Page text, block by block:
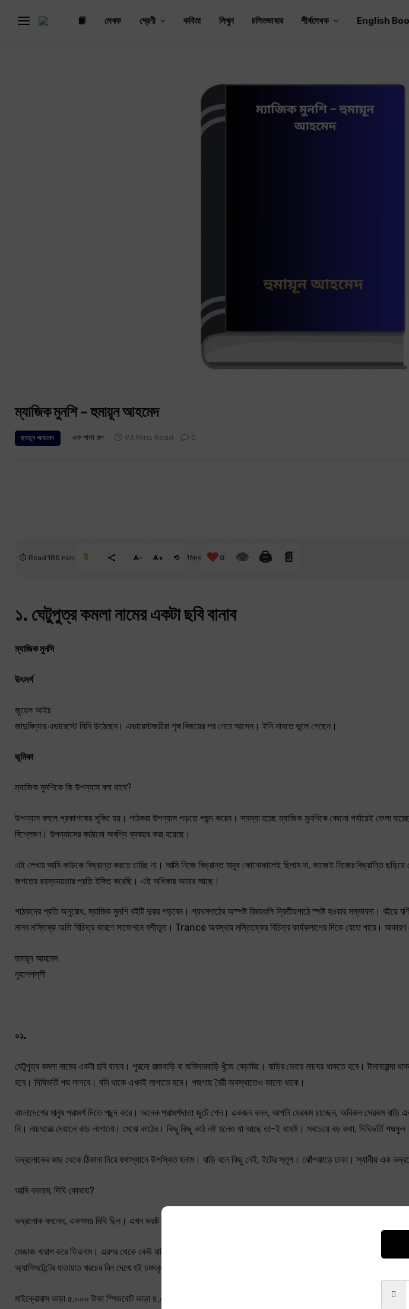
📙 লেখক শ্রেণী কবিতা লিখুন চলিতভাষার শীর্ষলেখক English
ম্যাজিক মুনশি – হুমায়ূন আহমেদ
হুমায়ূন আহমেদ এক পাতা গল্প 93 Mins Read 0
⏱ Read 185 min 🔖 A− A+ ⟲ 16px ❤️ 0 👁 🖨️ 📄
১. ঘেটুপুত্র কমলা নামের একটা ছবি বানাব
ম্যাজিক মুনসি
উৎসর্গ
জুয়েল আইচ
জাদুবিদ্যার এভারেস্টে যিনি উঠেছেন। এভারেস্টজয়ীরা শৃঙ্গ বিজয়ের পর নেমে আসেন। ইনি নামতে ভুলে গেছেন।
ভূমিকা
ম্যাজিক মুনশিকে কি উপন্যাস বলা যাবে?
উপন্যাস বললে প্রকাশকের সুবিধা হয়। পাঠকরা উপন্যাস পড়তে পছন্দ করেন। সমস্যা হচ্ছে ম্যাজিক মুনশিকে কোনো পর্যায়েই ফেলা
বিশ্লেষণ। উপন্যাসের কাঠামো অবশ্যি ব্যবহার করা হয়েছে।
এই লেখায় আমি কাউকে বিভ্রান্ত করতে চাচ্ছি না। আমি নিজে বিভ্রান্ত মানুষ কোনোকালেই ছিলাম না, কাজেই নিজের বিভ্রান্তি
জগতের রহস্যময়তার প্রতি ইঙ্গিত করেছি। এই অধিকার আমার আছে।
পাঠকদের প্রতি অনুরোধ, ম্যাজিক মুনশি বইটি দুবার পড়বেন। প্রথমপাঠের অস্পষ্ট বিষয়গুলি দ্বিতীয়পাঠে স্পষ্ট হওয়ার সম্ভাবনা। বইয়ে
মানব মস্তিষ্ক অতি বিচিত্র কারণে সাজেশনে বশীভূত। Trance অবস্থায় মস্তিষ্কের বিচিত্র কার্যকলাপের দিকে যেতে পারে। অকারণ
হুমায়ূন আহমেদ
নুহাশপল্লী
০১.
ঘেটুপুত্র কমলা নামের একটা ছবি বানাব। পুরনো রাজবাড়ি বা জমিদারবাড়ি খুঁজে বেড়াচ্ছি। বাড়ির ভেতর নাচঘর থাকতে হবে। টানাবারান্দা
হবে। দিঘিভর্তি পদ্ম লাগবে। যদি থাকে এখনই লাগাতে হবে। পদ্মগাছ বৈরী অবস্থাতেও ভালো থাকে।
বাংলাদেশের মানুষ পরামর্শ দিতে পছন্দ করে। অনেক পরামর্শদাতা জুটে গেল। একজন বলল, আপনি যেরকম চাচ্ছেন, অবিকল সেরকম বাড়ি
নি। নাচঘরের দেয়ালে কাচ লাগানো। মেঝে কাঠের। কিছু কিছু কাঠ নষ্ট হলেও যা আছে তা-ই যথেষ্ট। সবচেয়ে বড় কথা, দিঘিভর্তি
ভদ্রলোকের কাছ থেকে ঠিকানা নিয়ে যথাস্থানে উপস্থিত হলাম। বাড়ি বলে কিছু নেই, ইটের স্তূপ। ঝোঁপঝাড়ে ঢাকা। স্থানীয় এক
আমি বললাম, দিঘি কোথায়?
ভদ্রলোক বললেন, একসময় দিঘি ছিল। এখন ভরাট হয়ে গেছে।
মেজাজ খারাপ করে ফিরলাম। এরপর থেকে কেউ বাড়ির সন্ধান দিলে নিজে যাই না। নুহাশ চলচ্চিত্রের একজনকে ক্যামেরা দিয়ে পাঠিয়ে
অ্যাসিসটেন্টের যাতায়াত খরচের বিল দেখে হই চমৎকৃত। একটি যাতায়াত বিলের নমুনা–
মাইক্রোবাস ভাড়া ৫,০০০ টাকা স্পিডবোট ভাড়া ৪,০০০ টাকা খাওয়াদাওয়া ৩,০০০ টাকা হোটেল ভাড়া ৭,০০০ টাকা পানি ৩,০০০ টাকা